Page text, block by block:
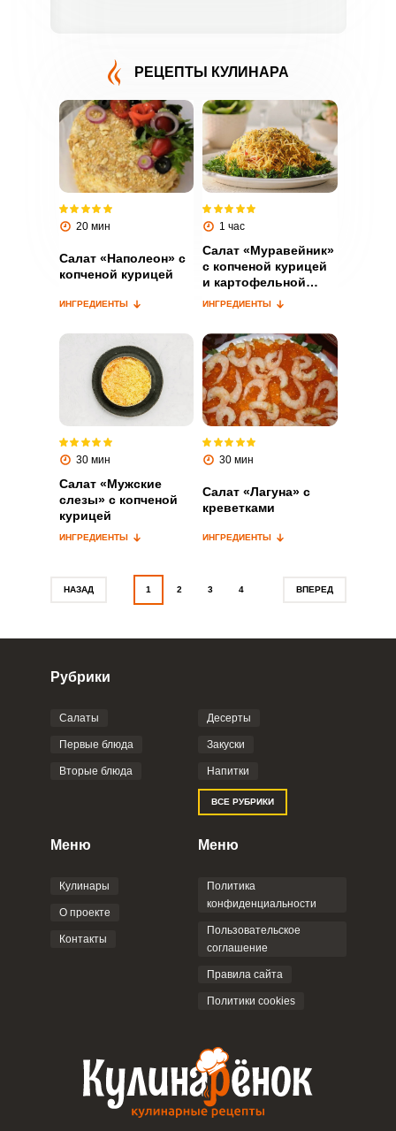
РЕЦЕПТЫ КУЛИНАРА
20 мин
Салат «Наполеон» с
копченой курицей
ИНГРЕДИЕНТЫ
1 час
Салат «Муравейник»
с копченой курицей
и картофельной
соломкой
ИНГРЕДИЕНТЫ
30 мин
Салат «Мужские
слезы» с копченой
курицей
ИНГРЕДИЕНТЫ
30 мин
Салат «Лагуна» с
креветками
ИНГРЕДИЕНТЫ
НАЗАД 1 2 3 4 ВПЕРЕД
Рубрики
Салаты
Первые блюда
Вторые блюда
Десерты
Закуски
Напитки
ВСЕ РУБРИКИ
Меню
Кулинары
О проекте
Контакты
Меню
Политика
конфиденциальности
Пользовательское
соглашение
Правила сайта
Политики cookies
ВХОД НА САЙТ РЕГИСТРАЦИЯ
Войдите
с помощью социальных сетей:
или
Запомнить меня
ВХОД